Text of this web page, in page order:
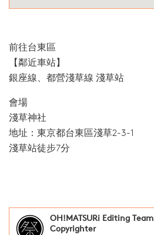
前往台東區
【鄰近車站】
銀座線、都營淺草線 淺草站
會場
淺草神社
地址：東京都台東區淺草2-3-1
淺草站徒步7分
OH!MATSURi Editing Team
Copyrighter